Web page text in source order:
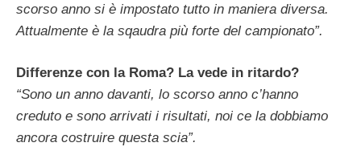
scorso anno si è impostato tutto in maniera diversa.
Attualmente è la sqaudra più forte del campionato”.
Differenze con la Roma? La vede in ritardo?
“Sono un anno davanti, lo scorso anno c’hanno
creduto e sono arrivati i risultati, noi ce la dobbiamo
ancora costruire questa scia”.